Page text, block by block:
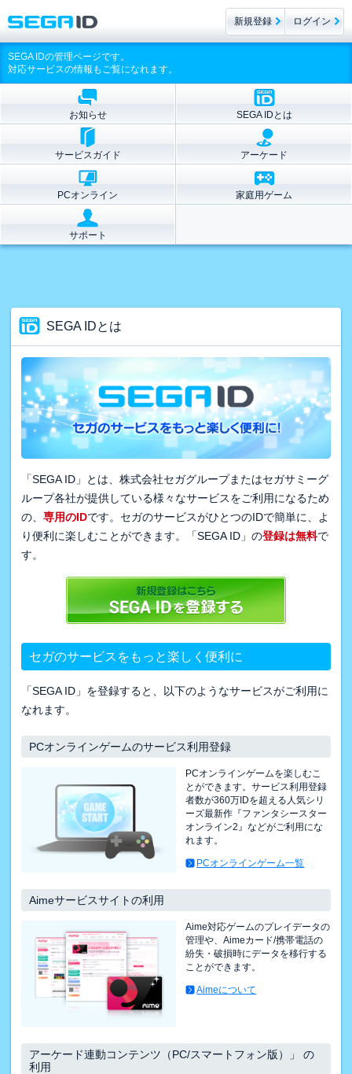
SEGA IDの管理ページです。
対応サービスの情報もご覧になれます。
お知らせ SEGA IDとは
サービスガイド アーケード
PCオンライン 家庭用ゲーム
サポート
SEGA IDとは
「SEGA ID」とは、株式会社セガグループまたはセガサミーグ
ループ各社が提供している様々なサービスをご利用になるため
の、専用のIDです。セガのサービスがひとつのIDで簡単に、よ
り便利に楽しむことができます。「SEGA ID」の登録は無料で
す。
セガのサービスをもっと楽しく便利に
「SEGA ID」を登録すると、以下のようなサービスがご利用に
なれます。
PCオンラインゲームのサービス利用登録
PCオンラインゲームを楽しむこ
とができます。サービス利用登録
者数が360万IDを超える人気シリ
ーズ最新作『ファンタシースター
オンライン2』などがご利用にな
れます。
PCオンラインゲーム一覧
Aimeサービスサイトの利用
Aime対応ゲームのプレイデータの
管理や、Aimeカード/携帯電話の
紛失・破損時にデータを移行する
ことができます。
Aimeについて
アーケード連動コンテンツ（PC/スマートフォン版）」 の
利用
新規登録 ログイン